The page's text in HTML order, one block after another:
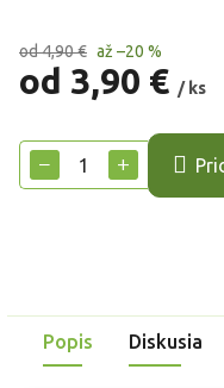
od 4,90 € až –20 %
od 3,90 € / ks
cena:
+
−
Popis Diskusia